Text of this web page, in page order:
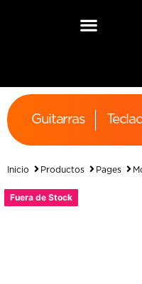
Guitarras
Inicio Productos Pages
Fuera de Stock